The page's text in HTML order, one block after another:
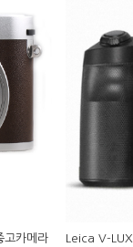
카메라
Leica V-LUX